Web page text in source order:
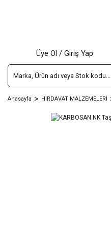
Üye Ol / Giriş Yap
Anasayfa HIRDAVAT MALZEMELERİ